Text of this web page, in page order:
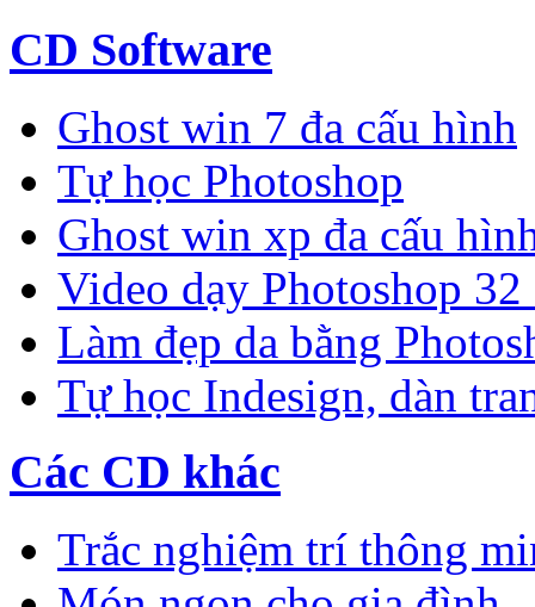
CD Software
Ghost win 7 đa cấu hình
Tự học Photoshop
Ghost win xp đa cấu
Video dạy Photoshop
Làm đẹp da bằng
Tự học Indesign, dàn
Các CD khác
Trắc nghiệm trí thông